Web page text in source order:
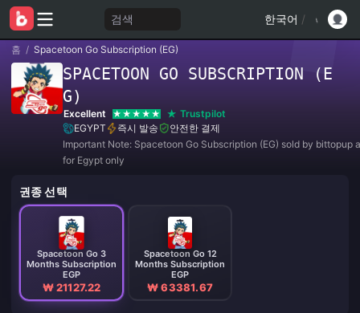
검색 한국어 /
홈 / Spacetoon Go Subscription (EG)
SPACETOON GO SUBSCRIPTION (E
G)
Excellent
Trustpilot
EGYPT
즉시 발송
안전한 결제
Important Note: Spacetoon Go Subscription (EG) sold by bittopup
for Egypt only
권종 선택
Spacetoon Go 3
Months Subscription
EGP
₩ 21127.22
Spacetoon Go 12
Months Subscription
EGP
₩ 63381.67